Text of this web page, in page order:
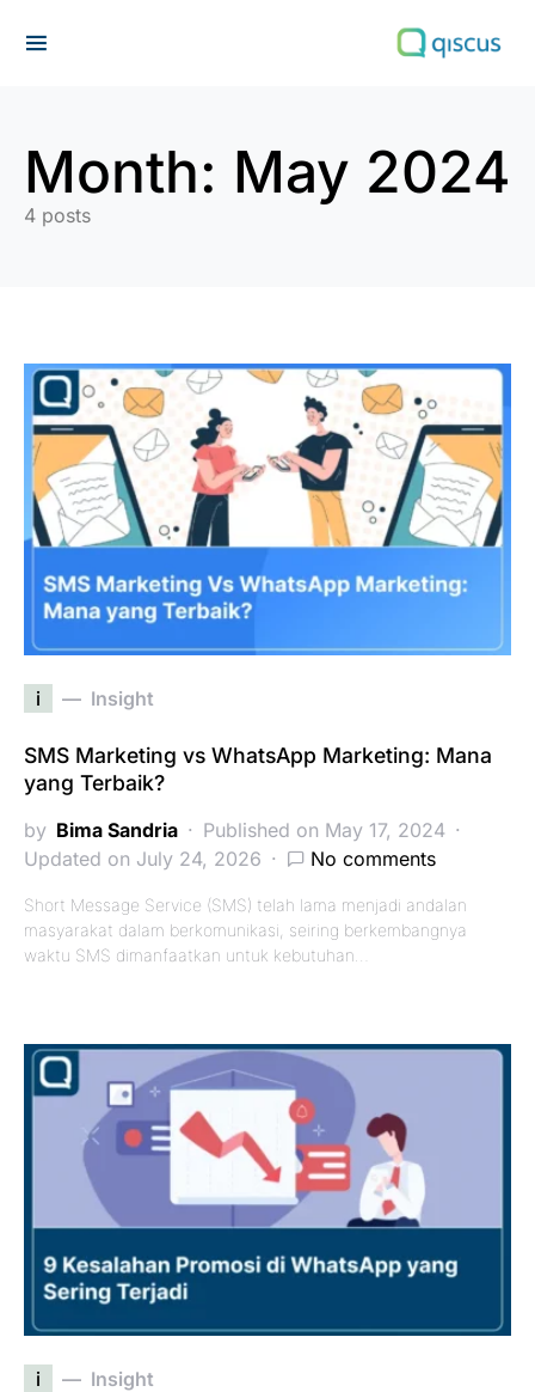
Month: May 2024
4 posts
i Insight
SMS Marketing vs WhatsApp Marketing: Mana
yang Terbaik?
by Bima Sandria
Published on May 17, 2024
Updated on July 24, 2026
No comments
Short Message Service (SMS) telah lama menjadi andalan
masyarakat dalam berkomunikasi, seiring berkembangnya
waktu SMS dimanfaatkan untuk kebutuhan…
i Insight